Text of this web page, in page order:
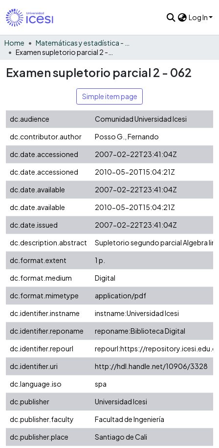
Log In
Home
Examen supletorio parcial 2 - 062
Simple item page
dc.audience
Comunidad Universidad Icesi
dc.contributor.author
Posso G., Fernando
dc.date.accessioned
2007-02-22T23:41:04Z
dc.date.accessioned
2010-05-20T15:04:21Z
dc.date.available
2007-02-22T23:41:04Z
dc.date.available
2010-05-20T15:04:21Z
dc.date.issued
2007-02-22T23:41:04Z
dc.description.abstract
Supletorio segundo parcial Algebra
dc.format.extent
1 p.
dc.format.medium
Digital
dc.format.mimetype
application/pdf
dc.identifier.instname
instname:Universidad Icesi
dc.identifier.reponame
reponame:Biblioteca Digital
dc.identifier.repourl
repourl:https://
dc.identifier.uri
http://hdl.handle.net/10906/3328
dc.language.iso
spa
dc.publisher
Universidad Icesi
dc.publisher.faculty
Facultad de Ingeniería
dc.publisher.place
Santiago de Cali